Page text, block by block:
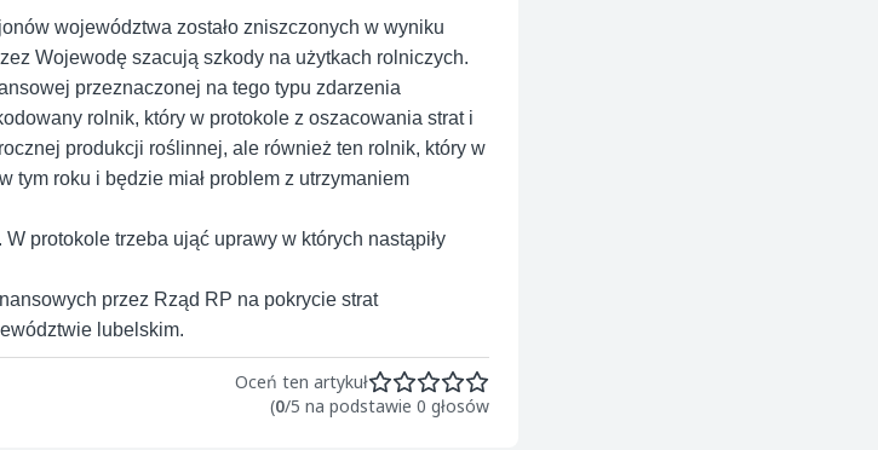
województwa zostało zniszczonych w wyniku
Wojewodę szacują szkody na użytkach rolniczych.
przeznaczonej na tego typu zdarzenia
rolnik, który w protokole z oszacowania strat i
produkcji roślinnej, ale również ten rolnik, który w
tym roku i będzie miał problem z utrzymaniem
protokole trzeba ująć uprawy w których nastąpiły
przez Rząd RP na pokrycie strat
lubelskim.
Oceń ten artykuł
(0/5 na podstawie 0 głosów